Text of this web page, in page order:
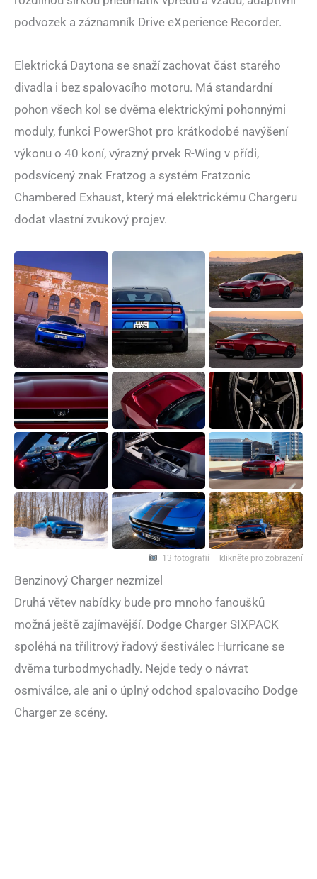
podvozek a záznamník Drive eXperience Recorder.
Elektrická Daytona se snaží zachovat část starého
divadla i bez spalovacího motoru. Má standardní
pohon všech kol se dvěma elektrickými pohonnými
moduly, funkci PowerShot pro krátkodobé navýšení
výkonu o 40 koní, výrazný prvek R-Wing v přídi,
podsvícený znak Fratzog a systém Fratzonic
Chambered Exhaust, který má elektrickému Chargeru
dodat vlastní zvukový projev.
13 fotografií – klikněte pro zobrazení
Benzinový Charger nezmizel
Druhá větev nabídky bude pro mnoho fanoušků
možná ještě zajímavější. Dodge Charger SIXPACK
spoléhá na třílitrový řadový šestiválec Hurricane se
dvěma turbodmychadly. Nejde tedy o návrat
osmiválce, ale ani o úplný odchod spalovacího Dodge
Charger ze scény.